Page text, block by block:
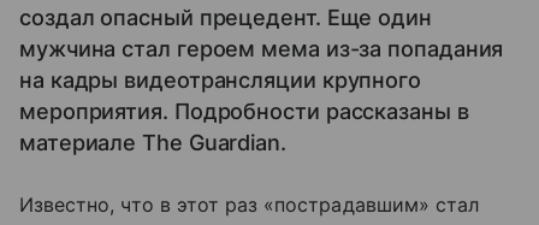
создал опасный прецедент. Еще один
мужчина стал героем мема из-за попадания
на кадры видеотрансляции крупного
мероприятия. Подробности рассказаны в
материале The Guardian.
Известно, что в этот раз «пострадавшим» стал